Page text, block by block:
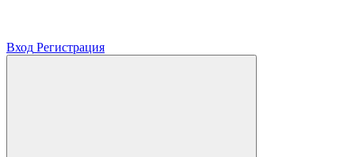
Вход Регистрация